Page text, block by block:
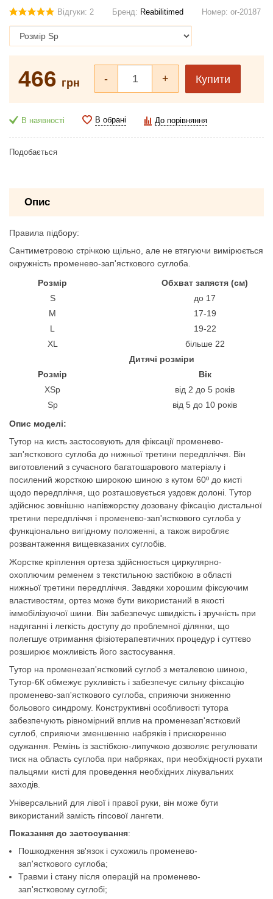
Відгуки: 2 Бренд: Reabilitimed Номер: or-20187
466 грн - + Купити
В наявності В обрані До порівняння
Подобається
Опис
Правила підбору:
Сантиметровою стрічкою щільно, але не втягуючи вимірюється
окружність променево-зап'ясткового суглоба.
Розмір
Обхват запястя (см)
S
до 17
M
17-19
L
19-22
XL
більше 22
Дитячі розміри
Розмір
Вік
XSp
від 2 до 5 років
Sp
від 5 до 10 років
Опис моделі:
Тутор на кисть застосовують для фіксації променево-
зап'ясткового суглоба до нижньої третини передпліччя. Він
виготовлений з сучасного багатошарового матеріалу і
посилений жорсткою широкою шиною з кутом 60º до кисті
щодо передпліччя, що розташовується уздовж долоні. Тутор
здійснює зовнішню напівжорстку дозовану фіксацію дистальної
третини передпліччя і променево-зап'ясткового суглоба у
функціонально вигідному положенні, а також виробляє
розвантаження вищевказаних суглобів.
Жорстке кріплення ортеза здійснюється циркулярно-
охоплючим ременем з текстильною застібкою в області
нижньої третини передпліччя. Завдяки хорошим фіксуючим
властивостям, ортез може бути використаний в якості
іммобілізуючої шини. Він забезпечує швидкість і зручність при
надяганні і легкість доступу до проблемної ділянки, що
полегшує отримання фізіотерапевтичних процедур і суттєво
розширює можливість його застосування.
Тутор на променезап'ястковий суглоб з металевою шиною,
Тутор-6К обмежує рухливість і забезпечує сильну фіксацію
променево-зап'ясткового суглоба, сприяючи зниженню
больового синдрому. Конструктивні особливості тутора
забезпечують рівномірний вплив на променезап'ястковий
суглоб, сприяючи зменшенню набряків і прискоренню
одужання. Ремінь із застібкою-липучкою дозволяє регулювати
тиск на область суглоба при набряках, при необхідності рухати
пальцями кисті для проведення необхідних лікувальних
заходів.
Універсальний для лівої і правої руки, він може бути
використаний замість гіпсової лангети.
Показання до застосування:
Пошкодження зв'язок і сухожиль променево-
зап'ясткового суглоба;
Травми і стану після операцій на променево-
зап'ястковому суглобі;